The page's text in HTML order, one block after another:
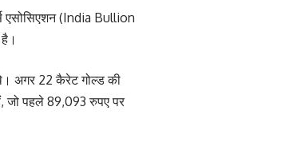
एसोसिएशन (India Bullion
अगर 22 कैरेट गोल्ड की
जो पहले 89,093 रुपए पर